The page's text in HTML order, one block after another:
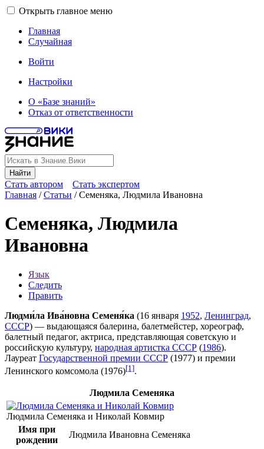
Открыть главное меню
Главная
Случайная
Войти
Настройки
О «Базе знаний»
Отказ от ответственности
Найти
Стать автором
Стать экспертом
Главная /Статьи /Семеняка, Людмила Ивановна
Семеняка, Людмила
Ивановна
Язык
Следить
Править
Людми́ла Ива́новна Семеня́ка (16 января 1952, Ленинград,
СССР) — выдающаяся балерина, балетмейстер, хореограф,
балетный педагог, актриса, представляющая советскую и
российскую культуру, народная артистка СССР (1986).
Лауреат Государственной премии СССР (1977) и премии
Ленинского комсомола (1976)[1].
Людмила Семеняка
Людмила Семеняка и Николай Ковмир
Имя при
рождении
Людмила Ивановна Семеняка